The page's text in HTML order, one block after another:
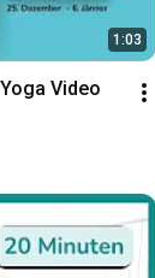
1:03
Video